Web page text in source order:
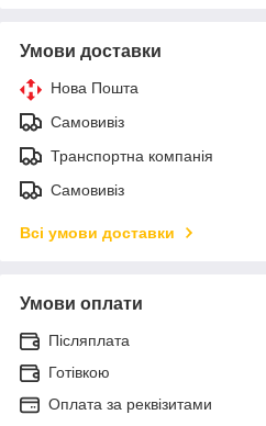
Умови доставки
Нова Пошта
Самовивіз
Транспортна компанія
Самовивіз
Всі умови доставки
Умови оплати
Післяплата
Готівкою
Оплата за реквізитами